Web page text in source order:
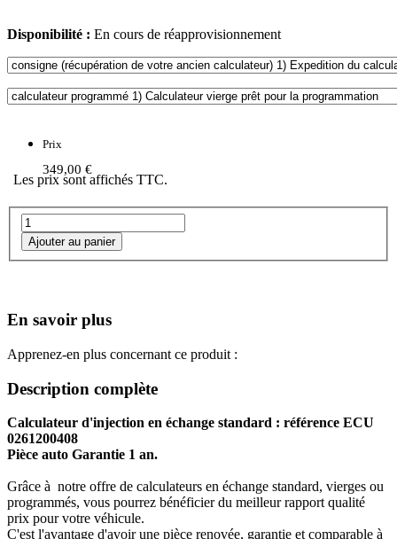
Disponibilité : En cours de réapprovisionnement
Prix
349,00 €
Les prix sont affichés TTC.
En savoir plus
Apprenez-en plus concernant ce produit :
Description complète
Calculateur d'injection en échange standard : référence ECU
0261200408
Pièce auto Garantie 1 an.
Grâce à notre offre de calculateurs en échange standard, vierges ou
programmés, vous pourrez bénéficier du meilleur rapport qualité
prix pour votre véhicule.
C'est l'avantage d'avoir une pièce renovée, garantie et comparable à